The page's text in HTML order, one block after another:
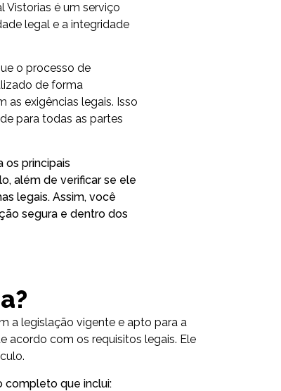
Vistorias é um serviço
legal e a integridade
o processo de
de forma
exigências legais. Isso
para todas as partes
os principais
além de verificar se ele
legais. Assim, você
segura e dentro dos
a legislação vigente e apto para a
acordo com os requisitos legais. Ele
completo que inclui: